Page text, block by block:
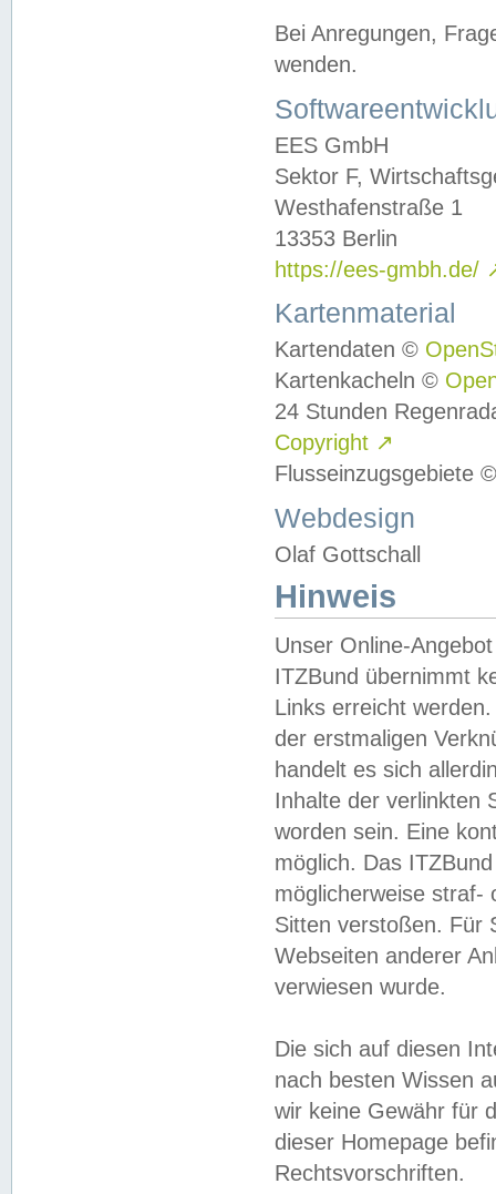
Bei Anregungen,
wenden.
EES GmbH
Sektor F,
Westhafenstraße 1
13353 Berlin
https://ees-gmbh.de/
Kartenmaterial
Kartendaten ©
Kartenkacheln ©
24 Stunden
Copyright ↗
Flusseinzugsgebiete
Webdesign
Olaf Gottschall
Hinweis
Unser Online-
ITZBund übernimmt
Links erreicht
der erstmaligen
handelt es sich
Inhalte der verlinkten
worden sein. Eine
möglich. Das
möglicherweise straf-
Sitten verstoßen. Für
Webseiten anderer
verwiesen wurde.
Die sich auf diesen
nach besten Wissen
wir keine Gewähr für
dieser Homepage
Rechtsvorschriften.